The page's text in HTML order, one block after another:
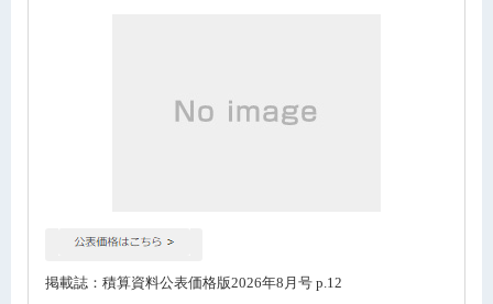
掲載誌：積算資料公表価格版2026年8月号 p.12